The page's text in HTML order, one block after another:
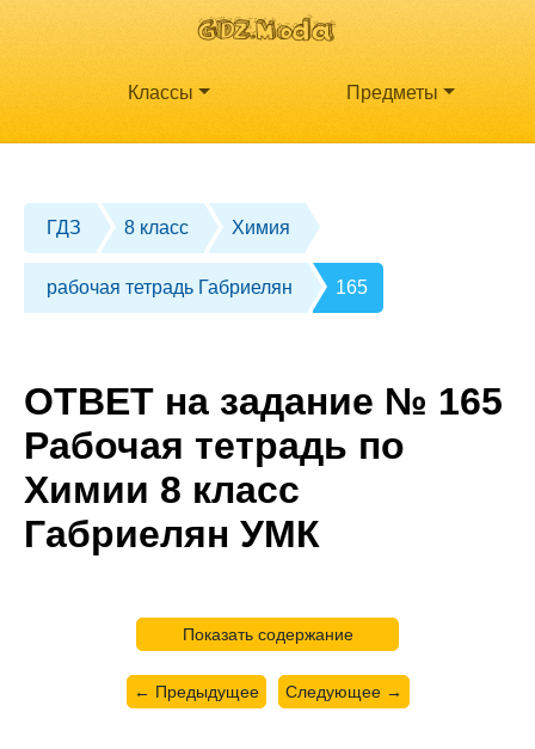
Классы Предметы
ГДЗ 8 класс Химия
рабочая тетрадь Габриелян 165
ОТВЕТ на задание № 165
Рабочая тетрадь по
Химии 8 класс
Габриелян УМК
Показать содержание
← Предыдущее Следующее →